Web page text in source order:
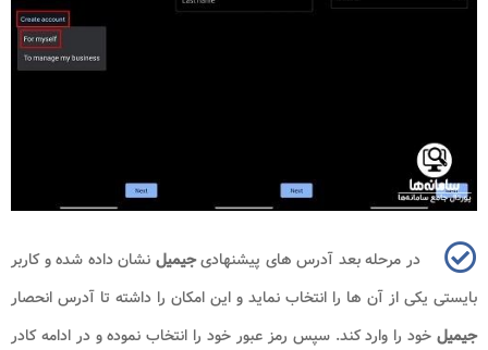
در مرحله بعد آدرس های پیشنهادیجیمیل نشان داده شده و کاربر
بایستی یکی از آن ها را انتخاب نماید و این امکان را داشته تا آدرس انحصار
جیمیل خود را وارد کند. سپس رمز عبور خود را انتخاب نموده و در ادامه کادر